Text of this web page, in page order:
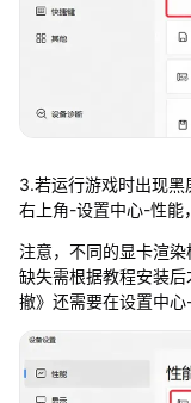
3.若运行游戏时出现
右上角-设置中心-性能
注意，不同的显卡渲
缺失需根据教程安装
撤》还需要在设置中心